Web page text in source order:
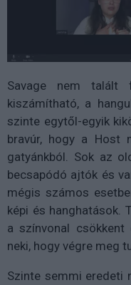
Savage nem talált
kiszámítható, a
szinte egytől-egyik
bravúr, hogy a Host
gatyánkból. Sok az
becsapódó ajtók és
mégis számos
képi és hanghatások.
a színvonal csökkent
neki, hogy végre meg
Szinte semmi eredeti